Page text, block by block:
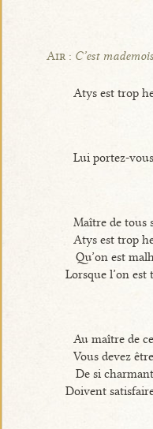
Air : C’est
Atys est trop
Lui portez-
Maître de tous
Atys est trop
Qu’on est
Lorsque l’on
Au maître de
Vous devez
De si
Doivent